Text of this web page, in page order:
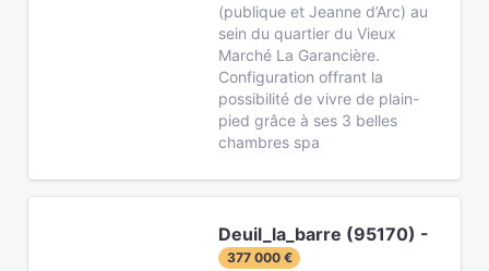
(publique et Jeanne d’Arc) au
sein du quartier du Vieux
Marché La Garancière.
Configuration offrant la
possibilité de vivre de plain-
pied grâce à ses 3 belles
chambres spa
Deuil_la_barre (95170) -
377 000 €